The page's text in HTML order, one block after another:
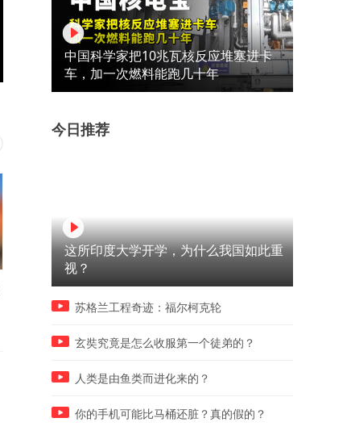
00:31
为什么要往海里扔巨大的石
山体滑坡之后
中国科学家把10兆瓦核反应堆塞进卡
车，加一次燃料能跑几十年
今日推荐
这所印度大学开学，为什么我国如此重
视？
苏格兰工程奇迹：福尔柯克轮
玄奘究竟是怎么收服第一个徒弟的？
人类是由鱼类而进化来的？
你的手机可能比马桶还脏？真的假的？